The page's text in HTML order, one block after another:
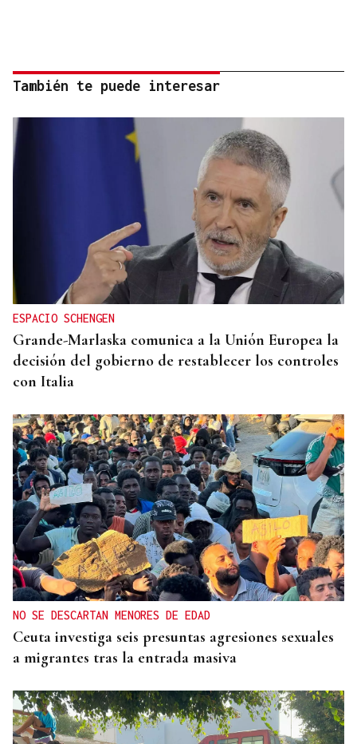
También te puede interesar
ESPACIO SCHENGEN
Grande-Marlaska comunica a la Unión Europea la
decisión del gobierno de restablecer los controles
con Italia
NO SE DESCARTAN MENORES DE EDAD
Ceuta investiga seis presuntas agresiones sexuales
a migrantes tras la entrada masiva